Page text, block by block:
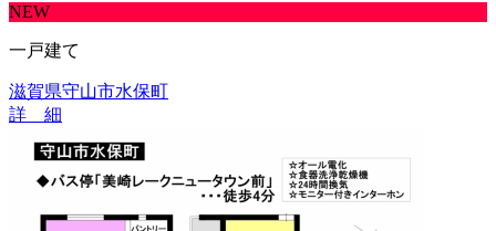
NEW
一戸建て
滋賀県守山市水保町
詳 細